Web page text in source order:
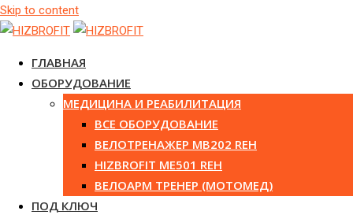
Skip to content
ГЛАВНАЯ
ОБОРУДОВАНИЕ
МЕДИЦИНА И РЕАБИЛИТАЦИЯ
ВСЕ ОБОРУДОВАНИЕ
ВЕЛОТРЕНАЖЕР MB202 REH
HIZBROFIT ME501 REH
ВЕЛОАРМ ТРЕНЕР (МОТОМЕД)
ПОД КЛЮЧ